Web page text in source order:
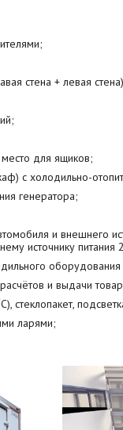
стена + левая
для ящиков;
с холодильно-
генератора;
и внешнего
источнику питания
и выдачи
C), стеклопакет,
ларями;